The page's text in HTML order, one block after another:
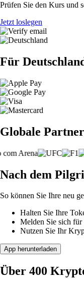
Prüfen Sie den Kurs und
Jetzt loslegen
Für
Globale
Nach dem
So können Sie Ihre neu
Halten Sie Ihre
Melden Sie sich für
Nutzen Sie Ihr
App herunterladen
Über 400